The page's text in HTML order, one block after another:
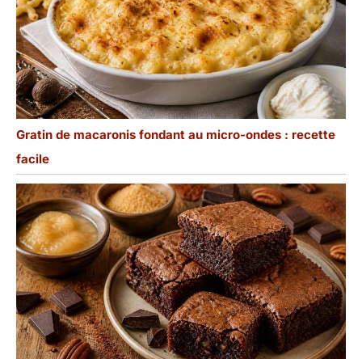
Gratin de macaronis fondant au micro-ondes : recette
facile